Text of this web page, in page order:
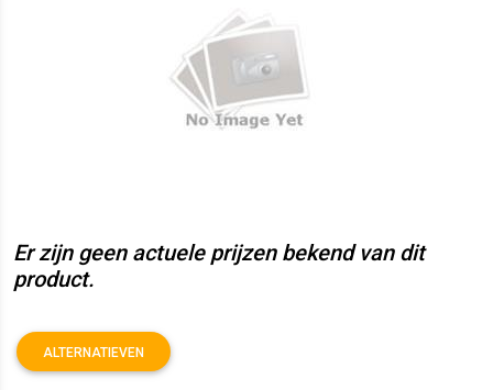
Er zijn geen actuele prijzen bekend van dit
product.
ALTERNATIEVEN